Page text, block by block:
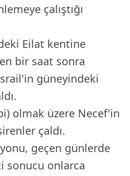
çalıştığı
Eilat kentine
bir saat sonra
güneyindeki
olmak üzere Necef'in
çaldı.
geçen günlerde
sonucu onlarca